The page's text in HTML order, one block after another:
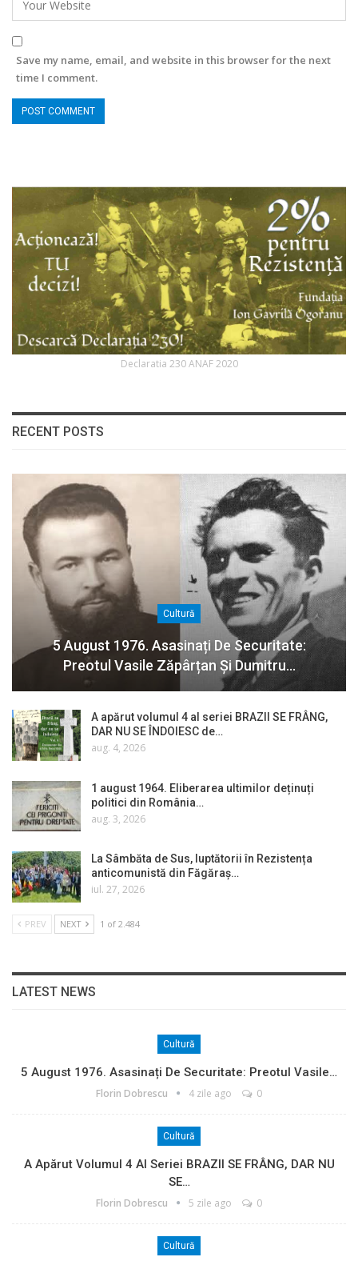
Save my name, email, and website in this browser for the next
time I comment.
Declaratia 230 ANAF 2020
RECENT POSTS
Cultură
5 August 1976. Asasinați De Securitate:
Preotul Vasile Zăpârțan Și Dumitru…
A apărut volumul 4 al seriei BRAZII SE FRÂNG,
DAR NU SE ÎNDOIESC de…
aug. 4, 2026
1 august 1964. Eliberarea ultimilor deținuți
politici din România…
aug. 3, 2026
La Sâmbăta de Sus, luptătorii în Rezistența
anticomunistă din Făgăraș…
iul. 27, 2026
PREV NEXT 1 of 2.484
LATEST NEWS
Cultură
5 August 1976. Asasinați De Securitate: Preotul Vasile…
Florin Dobrescu 4 zile ago 0
Cultură
A Apărut Volumul 4 Al Seriei BRAZII SE FRÂNG, DAR NU
SE…
Florin Dobrescu 5 zile ago 0
Cultură